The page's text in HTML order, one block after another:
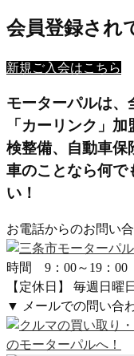
会員登録され
新規ご入会はこちら
モーターパルは、
「カーリンク」加
検整備、自動車
車のことなら何で
い！
お電話からのお問い
時間 9：00～19：00
【定休日】 毎週日曜
▼ メールでの問い合